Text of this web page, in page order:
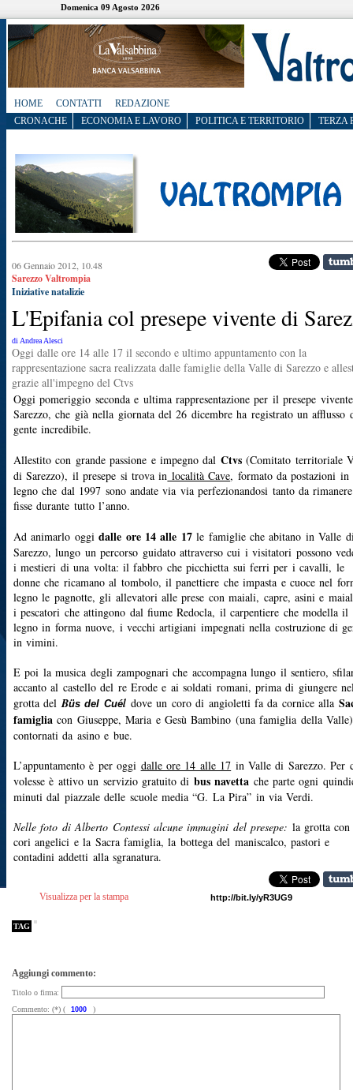
Domenica 09 Agosto 2026
HOME CONTATTI
REDAZIONE
CRONACHE
ECONOMIA E LAVORO POLITICA E TERRITORIO TERZA
06 Gennaio 2012, 10.48
Sarezzo Valtrompia
Iniziative natalizie
L'Epifania col presepe vivente di
di Andrea Alesci
Oggi dalle ore 14 alle 17 il secondo e ultimo appuntamento con la
rappresentazione sacra realizzata dalle famiglie della Valle di Sarezzo e
grazie all'impegno del Ctvs
Oggi pomeriggio seconda e ultima rappresentazione per il presepe
Sarezzo, che già nella giornata del 26 dicembre ha registrato un afflusso
gente incredibile.
Allestito con grande passione e impegno dal Ctvs(Comitato territoriale
di Sarezzo), il presepe si trova in località Cave, formato da postazioni in
legno che dal 1997 sono andate via via perfezionandosi tanto da rimanere
fisse durante tutto l’anno.
Ad animarlo oggidalle ore 14 alle 17le famiglie che abitano in Valle
Sarezzo, lungo un percorso guidato attraverso cui i visitatori possono
i mestieri di una volta: il fabbro che picchietta sui ferri per i cavalli, le
donne che ricamano al tombolo, il panettiere che impasta e cuoce nel
legno le pagnotte, gli allevatori alle prese con maiali, capre, asini e
i pescatori che attingono dal fiume Redocla, il carpentiere che modella il
legno in forma nuove, i vecchi artigiani impegnati nella costruzione di
in vimini.
E poi la musica degli zampognari che accompagna lungo il sentiero,
accanto al castello del re Erode e ai soldati romani, prima di giungere
grotta del Büs del Cuél dove un coro di angioletti fa da cornice alla
famiglia con Giuseppe, Maria e Gesù Bambino (una famiglia della Valle)
contornati da asino e bue.
L’appuntamento è per oggi dalle ore 14 alle 17 in Valle di Sarezzo. Per
volesse è attivo un servizio gratuito di bus navetta che parte ogni
minuti dal piazzale delle scuole media “G. La Pira” in via Verdi.
Nelle foto di Alberto Contessi alcune immagini del presepe: la grotta
cori angelici e la Sacra famiglia, la bottega del maniscalco, pastori e
contadini addetti alla sgranatura.
Visualizza per la stampa
TAG
Aggiungi commento:
Titolo o firma:
Commento: (*) (
)